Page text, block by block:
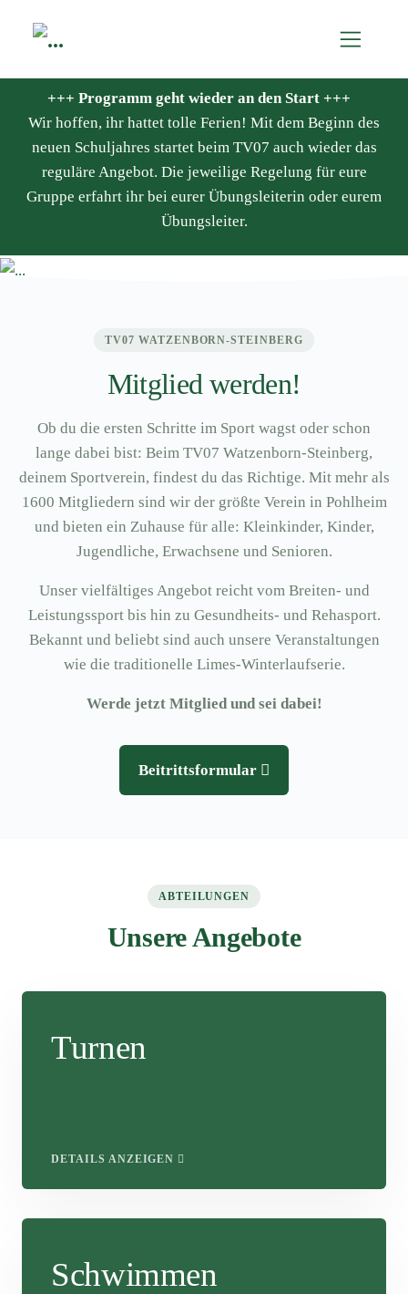
+++ Programm geht wieder an den Start +++
Wir hoffen, ihr hattet tolle Ferien! Mit dem Beginn des
neuen Schuljahres startet beim TV07 auch wieder das
reguläre Angebot. Die jeweilige Regelung für eure
Gruppe erfahrt ihr bei eurer Übungsleiterin oder eurem
Übungsleiter.
TV07 WATZENBORN-STEINBERG
Mitglied werden!
Ob du die ersten Schritte im Sport wagst oder schon
lange dabei bist: Beim TV07 Watzenborn-Steinberg,
deinem Sportverein, findest du das Richtige. Mit mehr als
1600 Mitgliedern sind wir der größte Verein in Pohlheim
und bieten ein Zuhause für alle: Kleinkinder, Kinder,
Jugendliche, Erwachsene und Senioren.
Unser vielfältiges Angebot reicht vom Breiten- und
Leistungssport bis hin zu Gesundheits- und Rehasport.
Bekannt und beliebt sind auch unsere Veranstaltungen
wie die traditionelle Limes-Winterlaufserie.
Werde jetzt Mitglied und sei dabei!
Beitrittsformular
ABTEILUNGEN
Unsere Angebote
Turnen
DETAILS ANZEIGEN
Schwimmen